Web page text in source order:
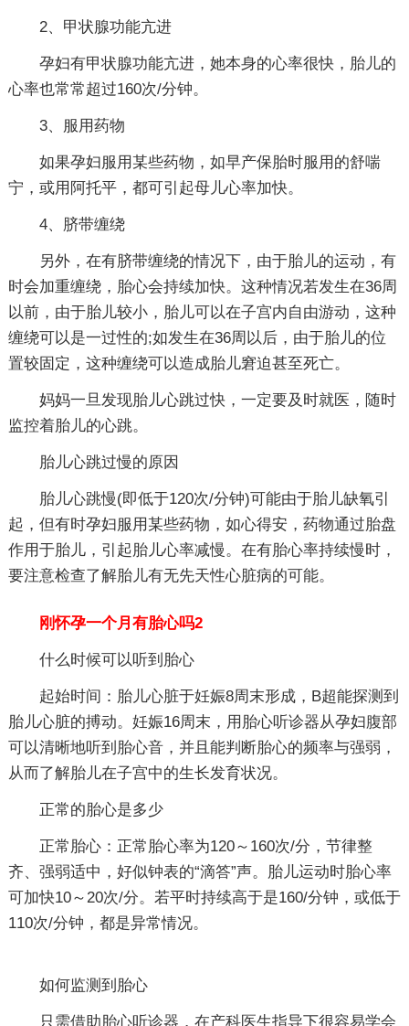
2、甲状腺功能亢进
孕妇有甲状腺功能亢进，她本身的心率很快，胎儿的
心率也常常超过160次/分钟。
3、服用药物
如果孕妇服用某些药物，如早产保胎时服用的舒喘
宁，或用阿托平，都可引起母儿心率加快。
4、脐带缠绕
另外，在有脐带缠绕的情况下，由于胎儿的运动，有
时会加重缠绕，胎心会持续加快。这种情况若发生在36周
以前，由于胎儿较小，胎儿可以在子宫内自由游动，这种
缠绕可以是一过性的;如发生在36周以后，由于胎儿的位
置较固定，这种缠绕可以造成胎儿窘迫甚至死亡。
妈妈一旦发现胎儿心跳过快，一定要及时就医，随时
监控着胎儿的心跳。
胎儿心跳过慢的原因
胎儿心跳慢(即低于120次/分钟)可能由于胎儿缺氧引
起，但有时孕妇服用某些药物，如心得安，药物通过胎盘
作用于胎儿，引起胎儿心率减慢。在有胎心率持续慢时，
要注意检查了解胎儿有无先天性心脏病的可能。
刚怀孕一个月有胎心吗2
什么时候可以听到胎心
起始时间：胎儿心脏于妊娠8周末形成，B超能探测到
胎儿心脏的搏动。妊娠16周末，用胎心听诊器从孕妇腹部
可以清晰地听到胎心音，并且能判断胎心的频率与强弱，
从而了解胎儿在子宫中的生长发育状况。
正常的胎心是多少
正常胎心：正常胎心率为120～160次/分，节律整
齐、强弱适中，好似钟表的“滴答”声。胎儿运动时胎心率
可加快10～20次/分。若平时持续高于是160/分钟，或低于
110次/分钟，都是异常情况。
如何监测到胎心
只需借助胎心听诊器，在产科医生指导下很容易学会